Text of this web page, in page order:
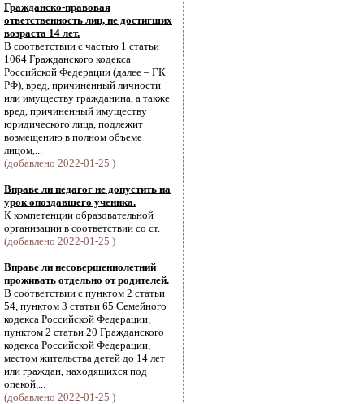
Гражданско-правовая
ответственность лиц, не достигших
возраста 14 лет.
В соответствии с частью 1 статьи
1064 Гражданского кодекса
Российской Федерации (далее – ГК
РФ), вред, причиненный личности
или имуществу гражданина, а также
вред, причиненный имуществу
юридического лица, подлежит
возмещению в полном объеме
лицом,...
(добавлено 2022-01-25 )
Вправе ли педагог не допустить на
урок опоздавшего ученика.
К компетенции образовательной
организации в соответствии со ст.
(добавлено 2022-01-25 )
Вправе ли несовершеннолетний
проживать отдельно от родителей.
В соответствии с пунктом 2 статьи
54, пунктом 3 статьи 65 Семейного
кодекса Российской Федерации,
пунктом 2 статьи 20 Гражданского
кодекса Российской Федерации,
местом жительства детей до 14 лет
или граждан, находящихся под
опекой,...
(добавлено 2022-01-25 )